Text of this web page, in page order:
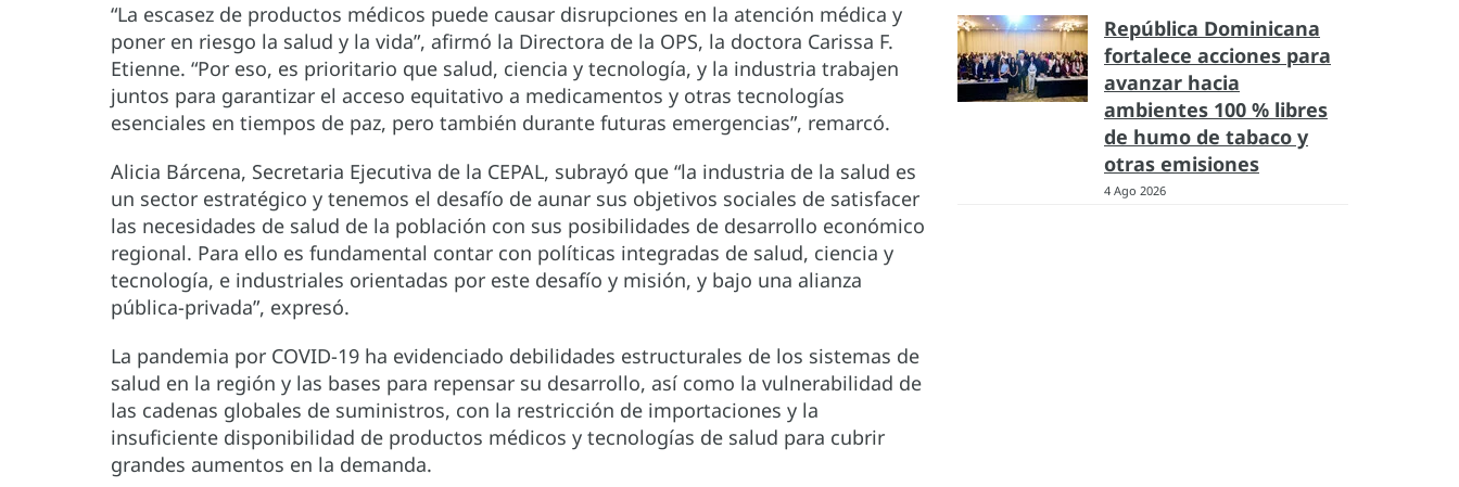
“La escasez de productos médicos puede causar disrupciones en la atención médica y
poner en riesgo la salud y la vida”, afirmó la Directora de la OPS, la doctora Carissa F.
Etienne. “Por eso, es prioritario que salud, ciencia y tecnología, y la industria trabajen
juntos para garantizar el acceso equitativo a medicamentos y otras tecnologías
esenciales en tiempos de paz, pero también durante futuras emergencias”, remarcó.
Alicia Bárcena, Secretaria Ejecutiva de la CEPAL, subrayó que “la industria de la salud es
un sector estratégico y tenemos el desafío de aunar sus objetivos sociales de satisfacer
las necesidades de salud de la población con sus posibilidades de desarrollo económico
regional. Para ello es fundamental contar con políticas integradas de salud, ciencia y
tecnología, e industriales orientadas por este desafío y misión, y bajo una alianza
pública-privada”, expresó.
La pandemia por COVID-19 ha evidenciado debilidades estructurales de los sistemas de
salud en la región y las bases para repensar su desarrollo, así como la vulnerabilidad de
las cadenas globales de suministros, con la restricción de importaciones y la
insuficiente disponibilidad de productos médicos y tecnologías de salud para cubrir
grandes aumentos en la demanda.
República Dominicana
fortalece acciones para
avanzar hacia
ambientes 100 % libres
de humo de tabaco y
otras emisiones
4 Ago 2026